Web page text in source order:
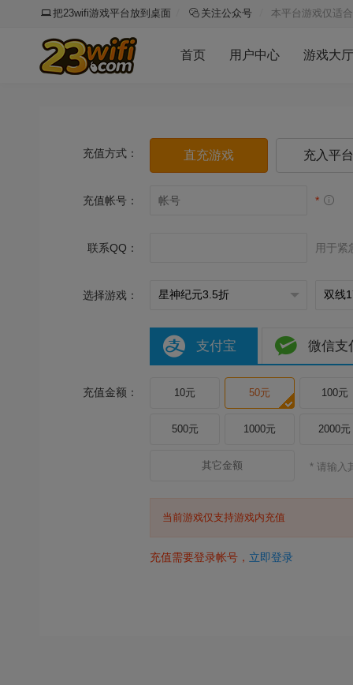
把23wifi游戏平台放到桌面 关注公众号 本平台游戏仅适
首页 用户中心 游戏大厅
充值方式： 直充游戏 充入平
充值帐号： *
联系QQ： 用于紧
选择游戏：
支付宝 微信支
充值金额： 10元 50元 100元
500元 1000元 2000元
* 请输入
当前游戏仅支持游戏内充值
充值需要登录帐号， 立即登录